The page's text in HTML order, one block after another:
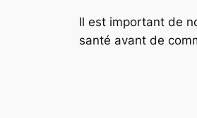
Il est important de
santé avant de